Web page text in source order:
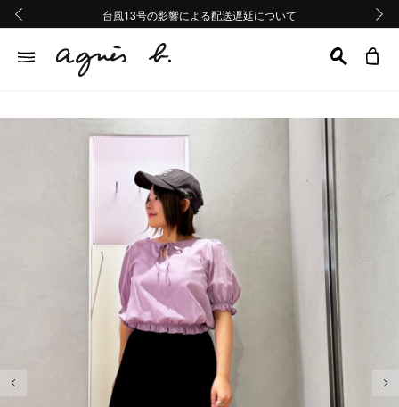
熊本地域地震の影響による配送遅延について
Summer Sale 2buy10%OFF!!
台風13号の影響による配送遅延について
熊本地域地震の影響による配送遅延について
Summer Sale 2buy10%OFF!!
前の画像